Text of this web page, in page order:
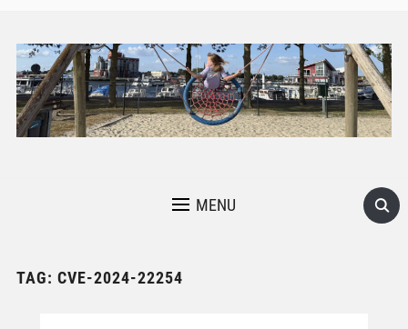
MENU
TAG: CVE-2024-22254